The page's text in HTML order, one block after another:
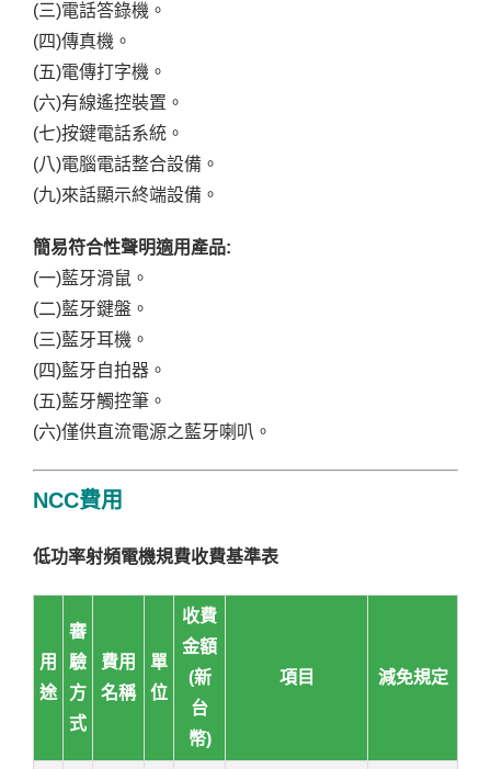
(三)電話答錄機。
(四)傳真機。
(五)電傳打字機。
(六)有線遙控裝置。
(七)按鍵電話系統。
(八)電腦電話整合設備。
(九)來話顯示終端設備。
簡易符合性聲明適用產品:
(一)藍牙滑鼠。
(二)藍牙鍵盤。
(三)藍牙耳機。
(四)藍牙自拍器。
(五)藍牙觸控筆。
(六)僅供直流電源之藍牙喇叭。
NCC費用
低功率射頻電機規費收費基準表
用
途
審
驗
方
式
費用
名稱
單
位
收費
金額
(新
台
幣)
項目 減免規定